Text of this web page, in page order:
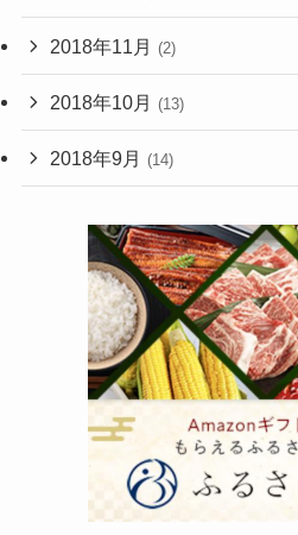
2018年11月 (2)
2018年10月 (13)
2018年9月 (14)